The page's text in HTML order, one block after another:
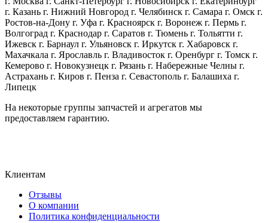
г. Казань г. Нижний Новгород г. Челябинск г. Самара г. Омск г.
Ростов-на-Дону г. Уфа г. Красноярск г. Воронеж г. Пермь г.
Волгоград г. Краснодар г. Саратов г. Тюмень г. Тольятти г.
Ижевск г. Барнаул г. Ульяновск г. Иркутск г. Хабаровск г.
Махачкала г. Ярославль г. Владивосток г. Оренбург г. Томск г.
Кемерово г. Новокузнецк г. Рязань г. Набережные Челны г.
Астрахань г. Киров г. Пенза г. Севастополь г. Балашиха г.
Липецк
На некоторые группы запчастей и агрегатов мы
предоставляем гарантию.
Клиентам
Отзывы
О компании
Политика конфиденциальности